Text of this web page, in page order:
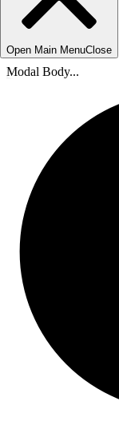
Open Main MenuClose
Modal Body...